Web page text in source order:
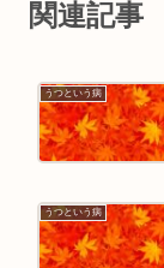
関連記事
うつという病
うつという病